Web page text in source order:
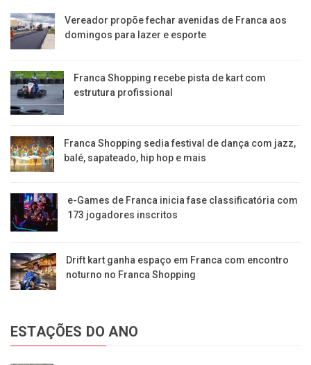
Vereador propõe fechar avenidas de Franca aos
domingos para lazer e esporte
Franca Shopping recebe pista de kart com
estrutura profissional
Franca Shopping sedia festival de dança com jazz,
balé, sapateado, hip hop e mais
e-Games de Franca inicia fase classificatória com
173 jogadores inscritos
Drift kart ganha espaço em Franca com encontro
noturno no Franca Shopping
ESTAÇÕES DO ANO